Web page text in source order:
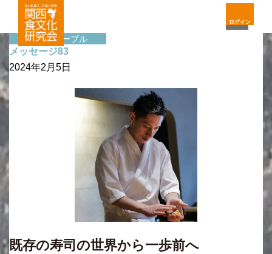
ログイン
サイドテーブル
メッセージ83
2024年2月5日
既存の寿司の世界から一歩前へ